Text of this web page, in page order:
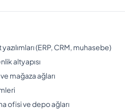
(ERP, CRM, muhasebe)
altyapısı
mağaza ağları
ofisi ve depo ağları